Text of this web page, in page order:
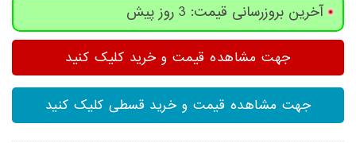
آخرین بروزرسانی قیمت: 3 روز پیش
جهت مشاهده قیمت و خرید کلیک کنید
جهت مشاهده قیمت و خرید قسطی کلیک کنید